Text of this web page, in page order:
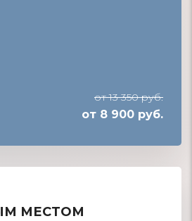
от 13 350 руб.
от 8 900 руб.
МЕСТОМ